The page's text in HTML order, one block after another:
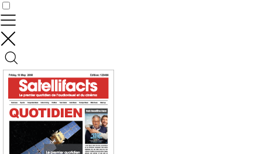
Contrôler vos données